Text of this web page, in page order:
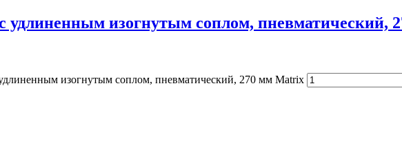
удлиненным изогнутым соплом, пневматический,
изогнутым соплом, пневматический, 270 мм Matrix